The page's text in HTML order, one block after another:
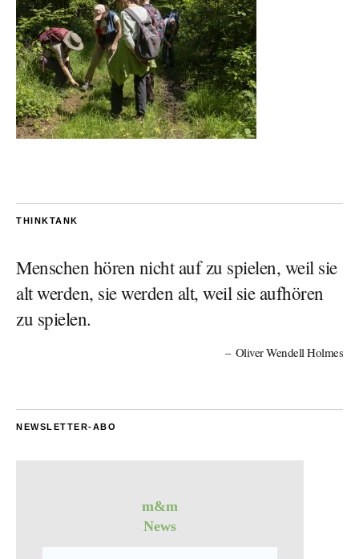
THINKTANK
Menschen hören nicht auf zu spielen, weil sie
alt werden, sie werden alt, weil sie aufhören
zu spielen.
Oliver Wendell Holmes
NEWSLETTER-ABO
m&m
News